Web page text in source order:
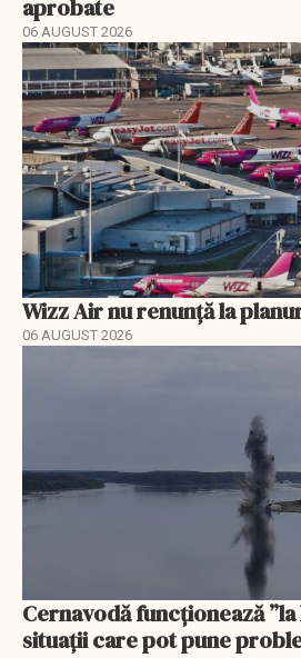
aprobate
06 AUGUST 2026
Wizz Air nu renunță la
06 AUGUST 2026
Cernavodă funcționează
situații care pot pune